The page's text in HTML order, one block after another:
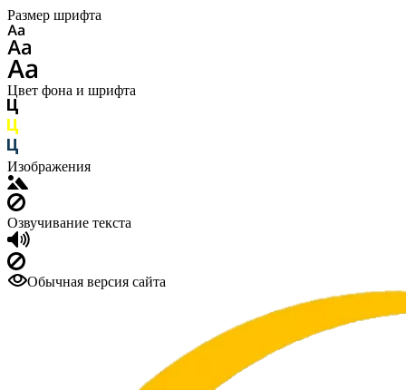
Размер шрифта
Цвет фона и шрифта
Изображения
Озвучивание текста
Обычная версия сайта